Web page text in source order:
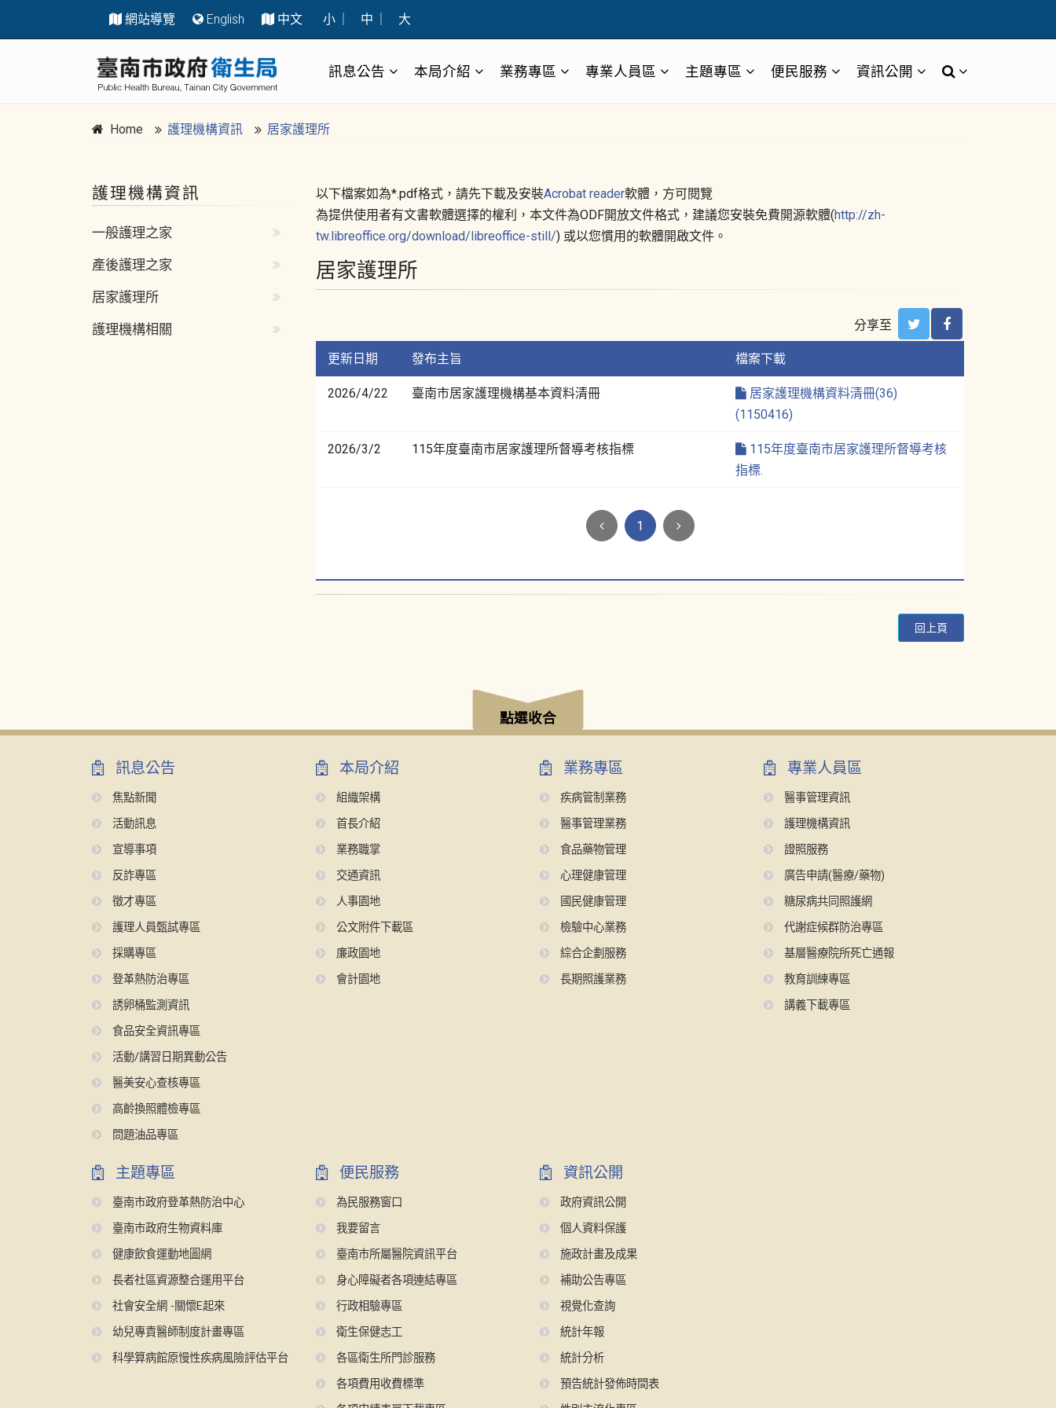
網站導覽 English 中文 小 中 大
訊息公告 本局介紹 業務專區 專業人員區 主題專區 便民服務 資訊公開
Home 護理機構資訊 居家護理所
護理機構資訊
一般護理之家
產後護理之家
居家護理所
護理機構相關
以下檔案如為*.pdf格式，請先下載及安裝Acrobat reader軟體，方可閱覽
為提供使用者有文書軟體選擇的權利，本文件為ODF開放文件格式，建議您安裝免費開源軟體(http://zh-
tw.libreoffice.org/download/libreoffice-still/) 或以您慣用的軟體開啟文件。
居家護理所
分享至
更新日期 發布主旨 檔案下載
2026/4/22 臺南市居家護理機構基本資料清冊
居家護理機構資料清冊(36)
(1150416)
2026/3/2 115年度臺南市居家護理所督導考核指標
115年度臺南市居家護理所督導考核
指標.
1
回上頁
點選收合
訊息公告
焦點新聞
活動訊息
宣導事項
反詐專區
徵才專區
護理人員甄試專區
採購專區
登革熱防治專區
誘卵桶監測資訊
食品安全資訊專區
活動/講習日期異動公告
醫美安心查核專區
高齡換照體檢專區
問題油品專區
本局介紹
組織架構
首長介紹
業務職掌
交通資訊
人事園地
公文附件下載區
廉政園地
會計園地
業務專區
疾病管制業務
醫事管理業務
食品藥物管理
心理健康管理
國民健康管理
檢驗中心業務
綜合企劃服務
長期照護業務
專業人員區
醫事管理資訊
護理機構資訊
證照服務
廣告申請(醫療/藥物)
糖尿病共同照護網
代謝症候群防治專區
基層醫療院所死亡通報
教育訓練專區
講義下載專區
主題專區
臺南市政府登革熱防治中心
臺南市政府生物資料庫
健康飲食運動地圖網
長者社區資源整合運用平台
社會安全網 -關懷E起來
幼兒專責醫師制度計畫專區
科學算病館原慢性疾病風險評估平台
便民服務
為民服務窗口
我要留言
臺南市所屬醫院資訊平台
身心障礙者各項連結專區
行政相驗專區
衛生保健志工
各區衛生所門診服務
各項費用收費標準
資訊公開
政府資訊公開
個人資料保護
施政計畫及成果
補助公告專區
視覺化查詢
統計年報
統計分析
預告統計發佈時間表